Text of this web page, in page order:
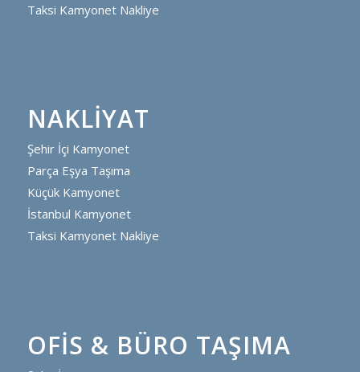
Taksi Kamyonet Nakliye
NAKLIYAT
Şehir İçi Kamyonet
Parça Eşya Taşıma
Küçük Kamyonet
İstanbul Kamyonet
Taksi Kamyonet Nakliye
OFIS & BÜRO TAŞIMA